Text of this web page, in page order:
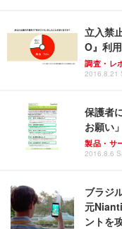
立入禁
O』利
調査・レ
2016.8.21
保護者
お願い
製品・サ
2016.8.6
ブラジ
元
ントを